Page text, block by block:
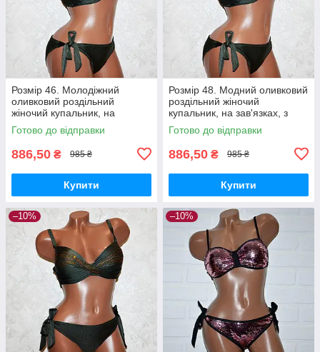
Розмір 46. Молодіжний
оливковий роздільний
жіночий купальник, на
зав'язках, з пушапом
Готово до відправки
886,50 ₴ 985 ₴
Купити
Розмір 48. Модний оливковий
роздільний жіночий
купальник, на зав'язках, з
пуш-ап
Готово до відправки
886,50 ₴ 985 ₴
Купити
–10% –10%